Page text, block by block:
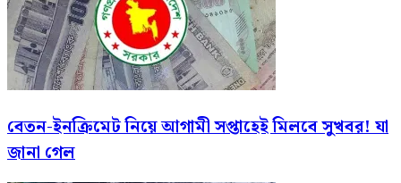
বেতন-ইনক্রিমেট নিয়ে আগামী সপ্তাহেই মিলবে সুখবর! যা
জানা গেল